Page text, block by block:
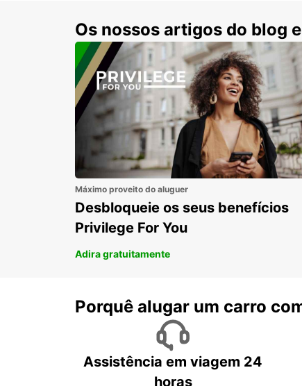
Os nossos artigos do blog
Máximo proveito do aluguer
Desbloqueie os seus benefícios
Privilege For You
Adira gratuitamente
Porquê alugar um carro
Assistência em viagem 24
horas